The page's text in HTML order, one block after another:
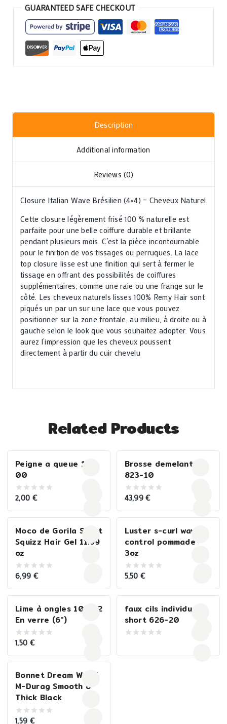
GUARANTEED SAFE CHECKOUT
Description
Additional information
Reviews (0)
Closure Italian Wave Brésilien (4×4) – Cheveux Naturel
Cette closure légèrement frisé 100 % naturelle est
parfaite pour une belle coiffure durable et brillante
pendant plusieurs mois. C’est la pièce incontournable
pour le finition de vos tissages ou perruques. La lace
top closure lisse est une finition qui sert à fermer le
tissage en offrant des possibilités de coiffures
supplémentaires, comme une raie ou une frange sur le
côté. Les cheveux naturels lisses 100% Remy Hair sont
piqués un par un sur une lace que vous pouvez
positionner sur la zone frontale, au milieu, à droite ou à
gauche selon le look que vous souhaitez adopter. Vous
aurez l’impression que les cheveux poussent
directement à partir du cuir chevelu
Related Products
Peigne a queue 101-
00
0
of
5
2,00 €
Brosse demelante
823-10
0
of
5
43,99€
Moco de Gorila Sport
Squizz Hair Gel 11.99
oz
0
of
5
6,99 €
Luster s-curl wave
control pommade
3oz
0
of
5
5,50€
Lime à ongles 107-12
En verre (6″)
0
of
5
1,50 €
faux cils individuels
short 626-20
of
Bonnet Dream World
M-Durag Smooth &
Thick Black
0
1,59 €